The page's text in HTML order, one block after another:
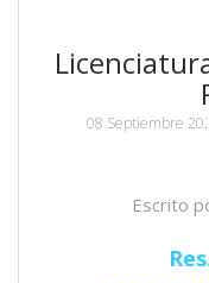
08 Septiembre
Escrito